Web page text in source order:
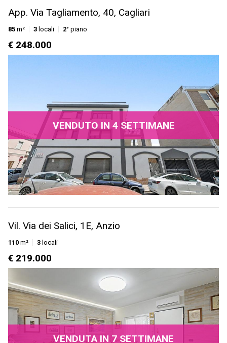
App. Via Tagliamento, 40, Cagliari
85 m² 3 locali 2° piano
€ 248.000
VENDUTO IN 4 SETTIMANE
Vil. Via dei Salici, 1E, Anzio
110 m² 3 locali
€ 219.000
VENDUTA IN 7 SETTIMANE